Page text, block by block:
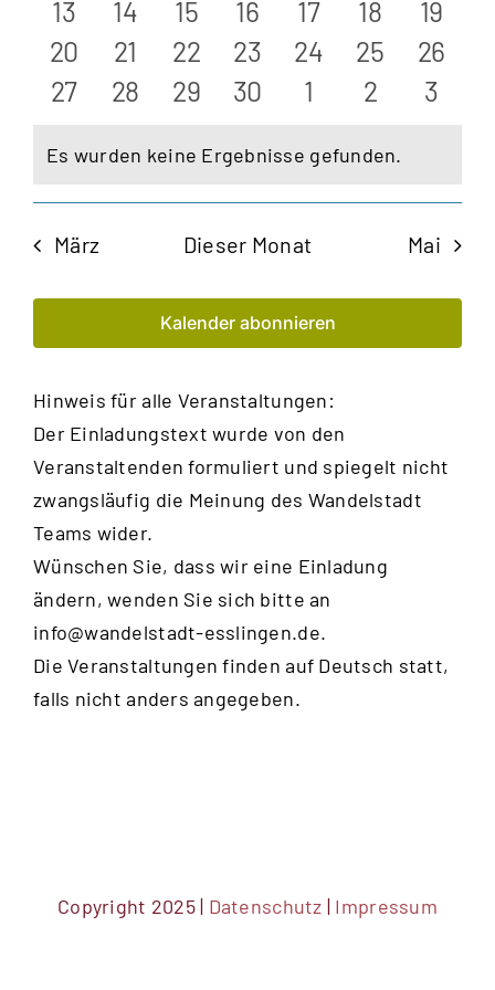
0
Veranstaltungen
13
0
Veranstaltungen
14
0
Veranstaltungen
15
0
Veranstaltungen
16
0
Veranstaltungen
17
0
18
0
19
0
Veranstaltungen
20
0
Veranstaltungen
21
0
Veranstaltungen
22
0
Veranstaltungen
23
0
Veranstaltungen
24
0
25
0
26
0
27
0
28
0
29
0
30
0
1
0
2
0
3
Hinweis
Es wurden keine Ergebnisse gefunden.
März Dieser Monat Mai
Kalender abonnieren
Hinweis für alle Veranstaltungen:
Der Einladungstext wurde von den
Veranstaltenden formuliert und spiegelt nicht
zwangsläufig die Meinung des Wandelstadt
Teams wider.
Wünschen Sie, dass wir eine Einladung
ändern, wenden Sie sich bitte an
info@wandelstadt-esslingen.de.
Die Veranstaltungen finden auf Deutsch statt,
falls nicht anders angegeben.
Copyright 2025 | Datenschutz | Impressum